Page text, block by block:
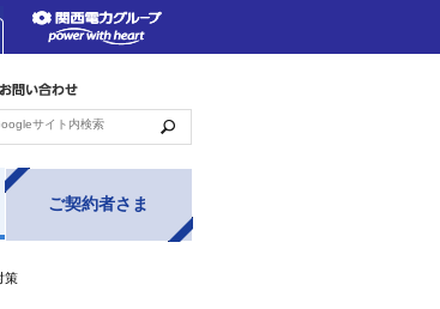
ご契約者さま
策